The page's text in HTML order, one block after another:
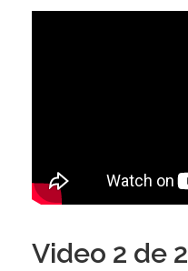
Video 2 de 2